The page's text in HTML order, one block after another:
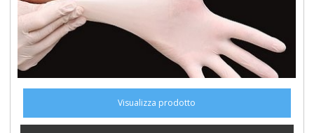
Visualizza prodotto